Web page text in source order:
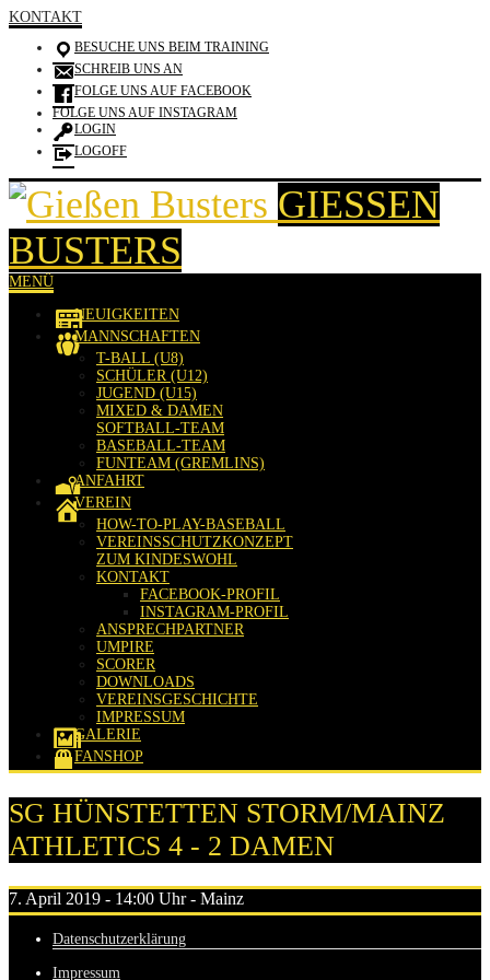
KONTAKT
BESUCHE UNS BEIM TRAINING
SCHREIB UNS AN
FOLGE UNS AUF FACEBOOK
FOLGE UNS AUF INSTAGRAM
LOGIN
LOGOFF
GIESSEN B
USTERS
MENÜ
NEUIGKEITEN
MANNSCHAFTEN
T-BALL (U8)
SCHÜLER (U12)
JUGEND (U15)
MIXED & DAMEN
SOFTBALL-TEAM
BASEBALL-TEAM
FUNTEAM (GREMLINS)
ANFAHRT
VEREIN
HOW-TO-PLAY-BASEBALL
VEREINSSCHUTZKONZEPT
ZUM KINDESWOHL
KONTAKT
FACEBOOK-PROFIL
INSTAGRAM-PROFIL
ANSPRECHPARTNER
UMPIRE
SCORER
DOWNLOADS
VEREINSGESCHICHTE
IMPRESSUM
GALERIE
FANSHOP
SG HÜNSTETTEN STORM/MAINZ
ATHLETICS 4 - 2 DAMEN
7. April 2019 - 14:00 Uhr - Mainz
Datenschutzerklärung
Impressum